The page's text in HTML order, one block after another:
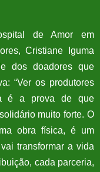
de Amor em
Cristiane Iguma
dos doadores que
“Ver os produtores
é a prova de que
muito forte. O
obra física, é um
transformar a vida
cada parceria,